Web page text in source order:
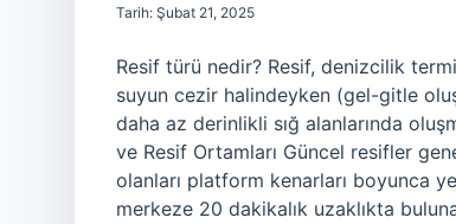
Tarih: Şubat 21, 2025
Resif türü nedir? Resif, denizcilik
suyun cezir halindeyken (gel-gitle
daha az derinlikli sığ alanlarında
ve Resif Ortamları Güncel resifler
olanları platform kenarları boyunca
merkeze 20 dakikalık uzaklıkta